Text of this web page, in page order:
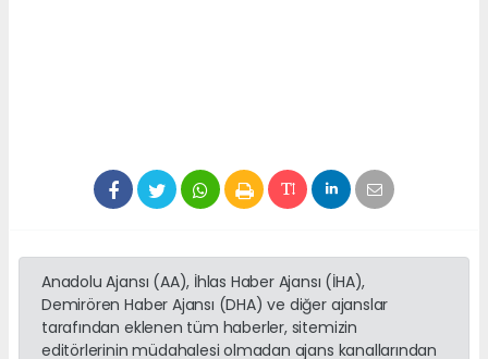
Anadolu Ajansı (AA), İhlas Haber Ajansı (İHA),
Demirören Haber Ajansı (DHA) ve diğer ajanslar
tarafından eklenen tüm haberler, sitemizin
editörlerinin müdahalesi olmadan ajans kanallarından